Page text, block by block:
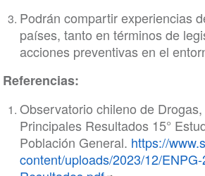
Podrán compartir experiencias
países, tanto en términos de
acciones preventivas en el
Referencias:
Observatorio chileno de
Principales Resultados 15°
Población General. https://
content/uploads/2023/12/